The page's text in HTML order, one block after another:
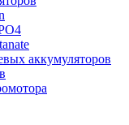
аккумуляторов